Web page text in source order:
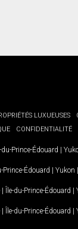
LUXUEUSES
CONFIDENTIALITÉ
du-Prince-Édouard |
Prince-Édouard | Yukon |
| Île-du-Prince-Édouard |
| Île-du-Prince-Édouard |